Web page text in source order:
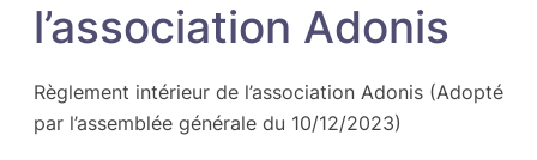
l’association Adonis
Règlement intérieur de l’association Adonis (Adopté
par l’assemblée générale du 10/12/2023)